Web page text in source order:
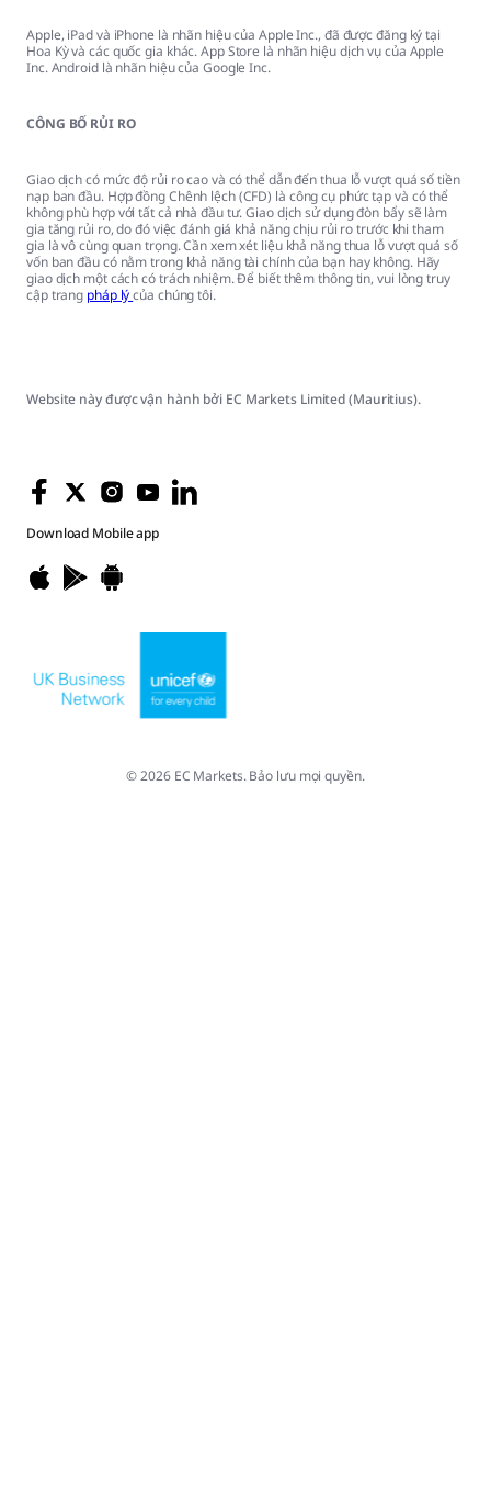
Apple, iPad và iPhone là nhãn hiệu của Apple Inc., đã được đăng ký tại
Hoa Kỳ và các quốc gia khác. App Store là nhãn hiệu dịch vụ của Apple
Inc. Android là nhãn hiệu của Google Inc.
CÔNG BỐ RỦI RO
Giao dịch có mức độ rủi ro cao và có thể dẫn đến thua lỗ vượt quá số tiền
nạp ban đầu. Hợp đồng Chênh lệch (CFD) là công cụ phức tạp và có thể
không phù hợp với tất cả nhà đầu tư. Giao dịch sử dụng đòn bẩy sẽ làm
gia tăng rủi ro, do đó việc đánh giá khả năng chịu rủi ro trước khi tham
gia là vô cùng quan trọng. Cần xem xét liệu khả năng thua lỗ vượt quá số
vốn ban đầu có nằm trong khả năng tài chính của bạn hay không. Hãy
giao dịch một cách có trách nhiệm. Để biết thêm thông tin, vui lòng truy
cập trang pháp lýcủa chúng tôi.
Download Mobile app
Website này được vận hành bởi EC Markets Limited (Mauritius).
© 2026 EC Markets. Bảo lưu mọi quyền.